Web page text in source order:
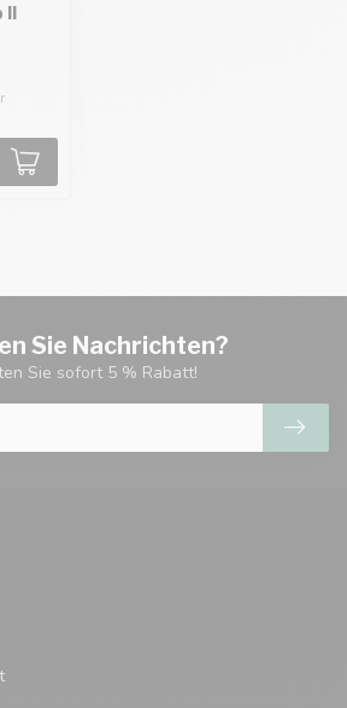
II
Sie Nachrichten?
Sie sofort 5 % Rabatt!